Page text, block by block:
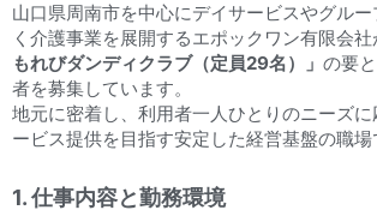
山口県周南市を中心にデイサービスやグル
く介護事業を展開するエポックワン有限会
もれびダンディクラブ（定員29名）」 の要
者を募集しています。
地元に密着し、利用者一人ひとりのニーズ
ービス提供を目指す安定した経営基盤の職場
1. 仕事内容と勤務環境